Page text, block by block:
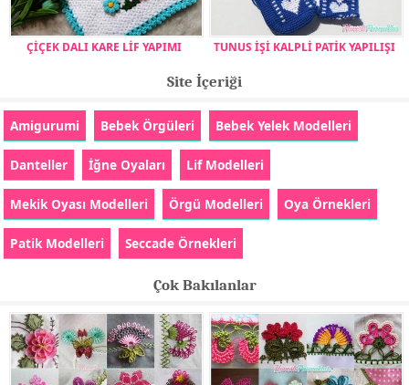
ÇİÇEK DALI KARE LİF YAPIMI TUNUS İŞİ KALPLİ PATİK YAPILIŞI
Site İçeriği
Amigurumi Bebek Örgüleri Bebek Yelek Modelleri
Danteller İğne Oyaları Lif Modelleri
Mekik Oyası Modelleri Örgü Modelleri Oya Örnekleri
Patik Modelleri Seccade Örnekleri
Çok Bakılanlar